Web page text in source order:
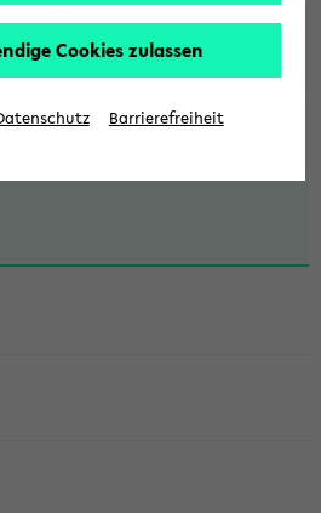
Cookies zulassen
Barrierefreiheit